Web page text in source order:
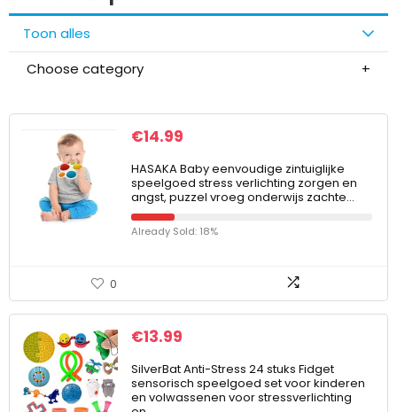
Toon alles
Choose category
€14.99
HASAKA Baby eenvoudige zintuiglijke
speelgoed stress verlichting zorgen en
angst, puzzel vroeg onderwijs zachte…
Already Sold: 18%
0
€13.99
SilverBat Anti-Stress 24 stuks Fidget
sensorisch speelgoed set voor kinderen
en volwassenen voor stressverlichting